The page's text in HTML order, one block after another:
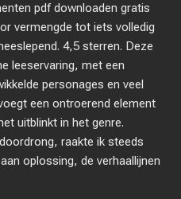
pdf downloaden gratis
vermengde tot iets volledig
4,5 sterren. Deze
leeservaring, met een
personages en veel
een ontroerend element
uitblinkt in het genre.
raakte ik steeds
oplossing, de verhaallijnen